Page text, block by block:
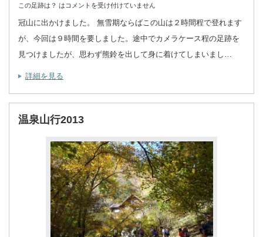
この足跡は？ は コメントを受け付けていません
冠山に出かけました。 無雪期ならばこの山は２時間程で登れます
が、今回は９時間を要しました。途中でカメラケース程の足跡を
見つけましたが、思わず熊鈴を出して身に着けてしまいまし…
詳細を見る
温泉山行2013